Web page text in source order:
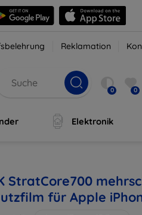
Reklamation
0 0
Elektronik
StratCore700
für Apple